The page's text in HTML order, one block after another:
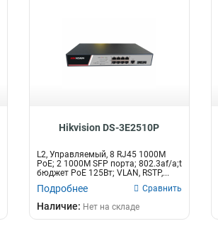
Hikvision DS-3E2510P
L2, Управляемый, 8 RJ45 1000M
PoE; 2 1000M SFP порта; 802.3af/a;t
бюджет PoE 125Вт; VLAN, RSTP,...
Подробнее Сравнить
Наличие: Нет на складе